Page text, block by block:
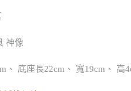
神像
、 底座長22cm、 寬19cm、 高